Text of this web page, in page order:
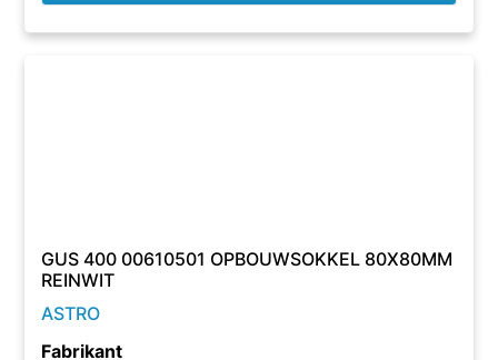
GUS 400 00610501 OPBOUWSOKKEL 80X80MM
REINWIT
ASTRO
Fabrikant